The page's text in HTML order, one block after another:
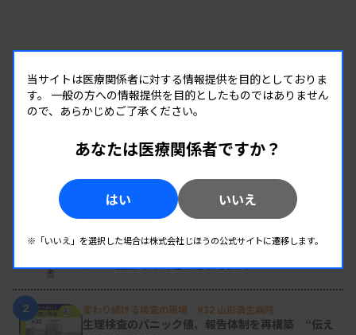
RANKING
人気の記事
新人臨床検査技師の歩き方 ［第16回］
チーム医療の中で信頼される技師
2 変わり続ける検査の現場 #32 山形済生病院
生理検査のパニック値、報告体制を再構築 “伝え
当サイトは医療関係者に対する情報提供を目的としておりま
す。 一般の方への情報提供を目的としたものではありません
ので、あらかじめご了承ください。
あなたは医療関係者ですか？
はい いいえ
※「いいえ」を選択した場合は株式会社じほうの公式サイトに遷移します。